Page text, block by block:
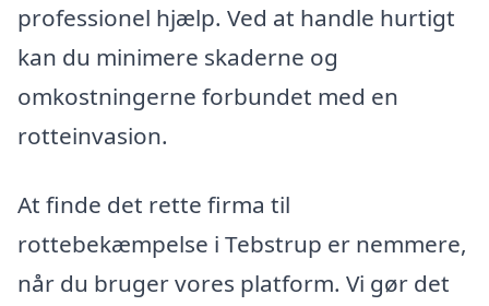
professionel hjælp. Ved at handle hurtigt
kan du minimere skaderne og
omkostningerne forbundet med en
rotteinvasion.
At finde det rette firma til
rottebekæmpelse i Tebstrup er nemmere,
når du bruger vores platform. Vi gør det